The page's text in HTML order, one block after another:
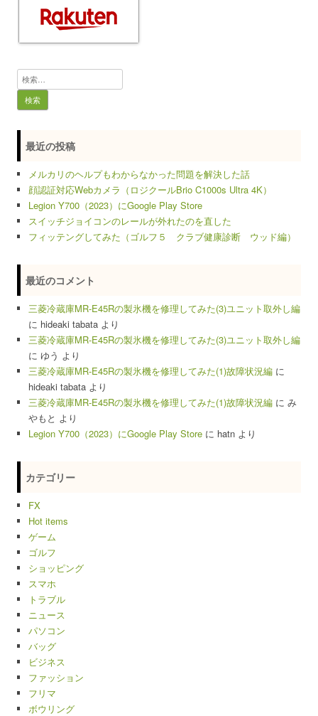
検
索:
最近の投稿
メルカリのヘルプもわからなかった問題を解決した話
顔認証対応Webカメラ（ロジクールBrio C1000s Ultra 4K）
Legion Y700（2023）にGoogle Play Store
スイッチジョイコンのレールが外れたのを直した
フィッテングしてみた（ゴルフ５ クラブ健康診断 ウッド編）
最近のコメント
三菱冷蔵庫MR-E45Rの製氷機を修理してみた(3)ユニット取外し編
に hideaki tabata より
三菱冷蔵庫MR-E45Rの製氷機を修理してみた(3)ユニット取外し編
に ゆう より
三菱冷蔵庫MR-E45Rの製氷機を修理してみた(1)故障状況編 に
hideaki tabata より
三菱冷蔵庫MR-E45Rの製氷機を修理してみた(1)故障状況編 に み
やもと より
Legion Y700（2023）にGoogle Play Store に hatn より
カテゴリー
FX
Hot items
ゲーム
ゴルフ
ショッピング
スマホ
トラブル
ニュース
パソコン
バッグ
ビジネス
ファッション
フリマ
ボウリング